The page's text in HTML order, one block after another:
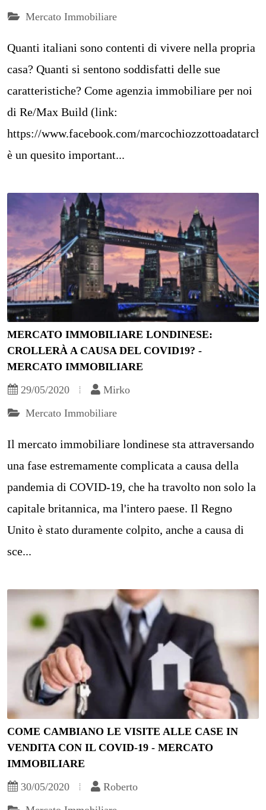
Mercato Immobiliare
Quanti italiani sono contenti di vivere nella propria
casa? Quanti si sentono soddisfatti delle sue
caratteristiche? Come agenzia immobiliare per noi
di Re/Max Build (link:
https://www.facebook.com/
è un quesito important...
MERCATO IMMOBILIARE LONDINESE:
CROLLERÀ A CAUSA DEL COVID19? -
MERCATO IMMOBILIARE
29/05/2020
Mirko
Mercato Immobiliare
Il mercato immobiliare londinese sta attraversando
una fase estremamente complicata a causa della
pandemia di COVID-19, che ha travolto non solo la
capitale britannica, ma l'intero paese. Il Regno
Unito è stato duramente colpito, anche a causa di
sce...
COME CAMBIANO LE VISITE ALLE CASE IN
VENDITA CON IL COVID-19 - MERCATO
IMMOBILIARE
30/05/2020
Roberto